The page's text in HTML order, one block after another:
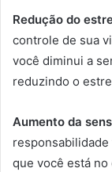
Redução do
controle de sua
você diminui a
reduzindo o
Aumento da
que você está no